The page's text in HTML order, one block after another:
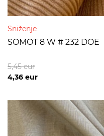
Sniženje
SOMOT 8 W # 232 DOE
4,36 eur
5,45eur